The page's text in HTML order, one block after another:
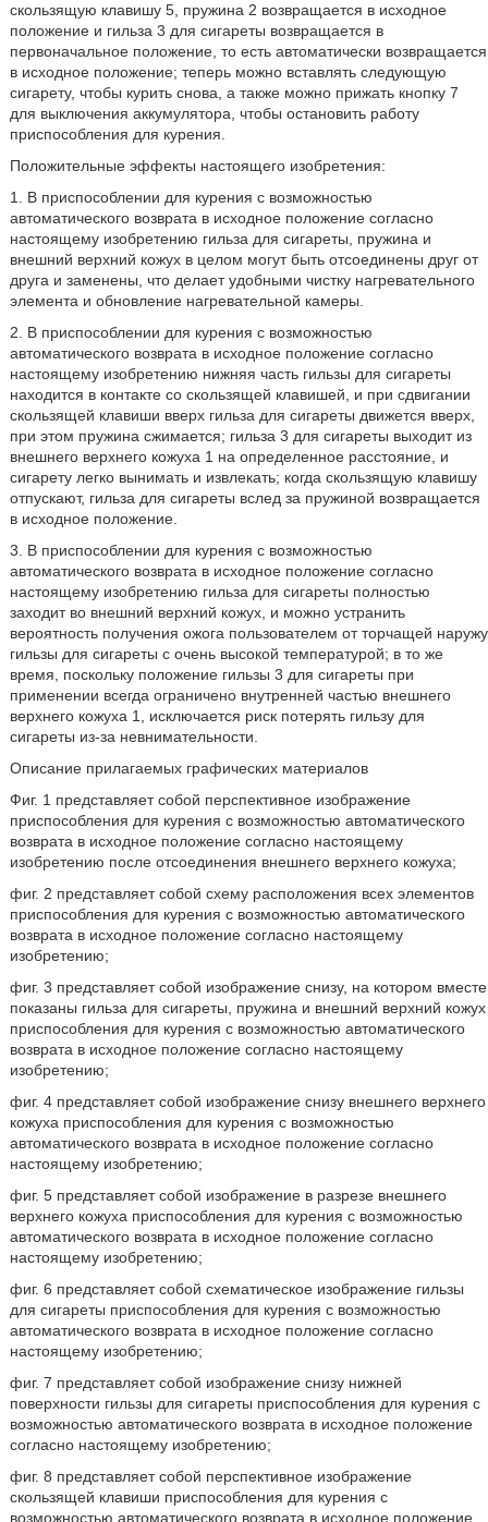
скользящую клавишу 5, пружина 2 возвращается в исходное
положение и гильза 3 для сигареты возвращается в
первоначальное положение, то есть автоматически возвращается
в исходное положение; теперь можно вставлять следующую
сигарету, чтобы курить снова, а также можно прижать кнопку 7
для выключения аккумулятора, чтобы остановить работу
приспособления для курения.
Положительные эффекты настоящего изобретения:
1. В приспособлении для курения с возможностью
автоматического возврата в исходное положение согласно
настоящему изобретению гильза для сигареты, пружина и
внешний верхний кожух в целом могут быть отсоединены друг от
друга и заменены, что делает удобными чистку нагревательного
элемента и обновление нагревательной камеры.
2. В приспособлении для курения с возможностью
автоматического возврата в исходное положение согласно
настоящему изобретению нижняя часть гильзы для сигареты
находится в контакте со скользящей клавишей, и при сдвигании
скользящей клавиши вверх гильза для сигареты движется вверх,
при этом пружина сжимается; гильза 3 для сигареты выходит из
внешнего верхнего кожуха 1 на определенное расстояние, и
сигарету легко вынимать и извлекать; когда скользящую клавишу
отпускают, гильза для сигареты вслед за пружиной возвращается
в исходное положение.
3. В приспособлении для курения с возможностью
автоматического возврата в исходное положение согласно
настоящему изобретению гильза для сигареты полностью
заходит во внешний верхний кожух, и можно устранить
вероятность получения ожога пользователем от торчащей наружу
гильзы для сигареты с очень высокой температурой; в то же
время, поскольку положение гильзы 3 для сигареты при
применении всегда ограничено внутренней частью внешнего
верхнего кожуха 1, исключается риск потерять гильзу для
сигареты из-за невнимательности.
Описание прилагаемых графических материалов
Фиг. 1 представляет собой перспективное изображение
приспособления для курения с возможностью автоматического
возврата в исходное положение согласно настоящему
изобретению после отсоединения внешнего верхнего кожуха;
фиг. 2 представляет собой схему расположения всех элементов
приспособления для курения с возможностью автоматического
возврата в исходное положение согласно настоящему
изобретению;
фиг. 3 представляет собой изображение снизу, на котором вместе
показаны гильза для сигареты, пружина и внешний верхний кожух
приспособления для курения с возможностью автоматического
возврата в исходное положение согласно настоящему
изобретению;
фиг. 4 представляет собой изображение снизу внешнего верхнего
кожуха приспособления для курения с возможностью
автоматического возврата в исходное положение согласно
настоящему изобретению;
фиг. 5 представляет собой изображение в разрезе внешнего
верхнего кожуха приспособления для курения с возможностью
автоматического возврата в исходное положение согласно
настоящему изобретению;
фиг. 6 представляет собой схематическое изображение гильзы
для сигареты приспособления для курения с возможностью
автоматического возврата в исходное положение согласно
настоящему изобретению;
фиг. 7 представляет собой изображение снизу нижней
поверхности гильзы для сигареты приспособления для курения с
возможностью автоматического возврата в исходное положение
согласно настоящему изобретению;
фиг. 8 представляет собой перспективное изображение
скользящей клавиши приспособления для курения с
возможностью автоматического возврата в исходное положение